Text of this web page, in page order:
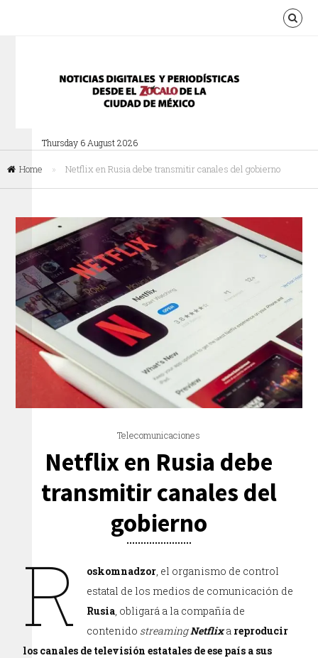
Thursday 6 August 2026
Home » Netflix en Rusia debe transmitir canales del gobierno
Telecomunicaciones
Netflix en Rusia debe
transmitir canales del
gobierno
R oskomnadzor , el organismo de control
estatal de los medios de comunicación de
Rusia , obligará a la compañía de
contenido streamingNetflixa reproducir
los canales de televisión estatales de ese país a sus